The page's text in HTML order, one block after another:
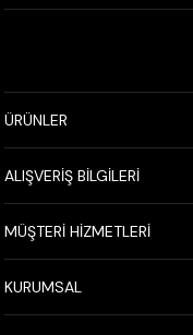
ÜRÜNLER
ALIŞVERİŞ BİLGİLERİ
MÜŞTERİ HİZMETLERİ
KURUMSAL